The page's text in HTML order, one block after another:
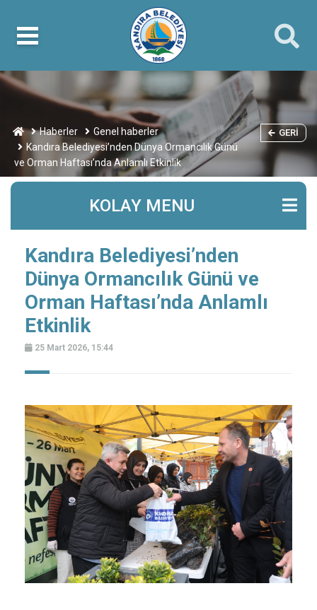
Haberler
Genel haberler
Kandıra Belediyesi’nden Dünya Ormancılık Günü
ve Orman Haftası’nda Anlamlı Etkinlik
GERI
KOLAY MENU
Kandıra Belediyesi’nden
Dünya Ormancılık Günü ve
Orman Haftası’nda Anlamlı
Etkinlik
25 Mart 2026, 15:44